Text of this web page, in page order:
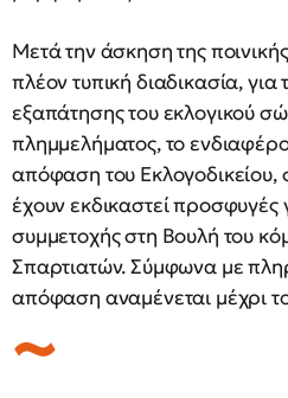
Μετά την άσκηση της
πλέον τυπική διαδικασία, για
εξαπάτησης του εκλογικού
πλημμελήματος, το
απόφαση του Εκλογοδικείου,
έχουν εκδικαστεί προσφυγές
συμμετοχής στη Βουλή του
Σπαρτιατών. Σύμφωνα με
απόφαση αναμένεται μέχρι